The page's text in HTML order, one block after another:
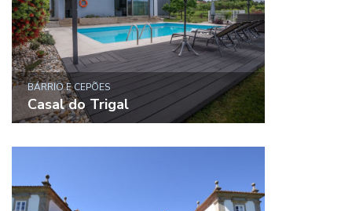
BÁRRIO E CEPÕES
Casal do Trigal